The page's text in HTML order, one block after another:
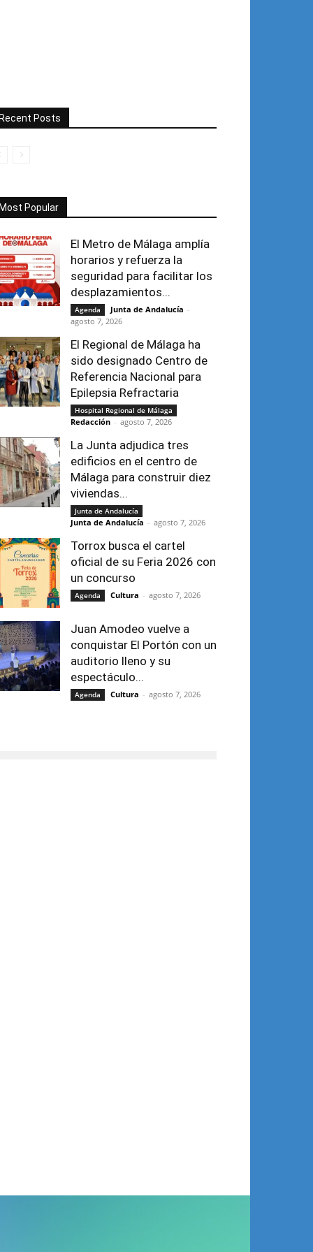
Posts
Popular
El Metro de Málaga amplía
horarios y refuerza la
seguridad para facilitar los
desplazamientos...
Agenda Junta de Andalucía -
agosto 7, 2026
El Regional de Málaga ha
sido designado Centro de
Referencia Nacional para
Epilepsia Refractaria
Hospital Regional de Málaga
Redacción - agosto 7, 2026
La Junta adjudica tres
edificios en el centro de
Málaga para construir diez
viviendas...
Junta de Andalucía
Junta de Andalucía - agosto 7, 2026
Torrox busca el cartel
oficial de su Feria 2026 con
un concurso
Agenda Cultura - agosto 7, 2026
Juan Amodeo vuelve a
conquistar El Portón con un
auditorio lleno y su
espectáculo...
Agenda Cultura - agosto 7, 2026